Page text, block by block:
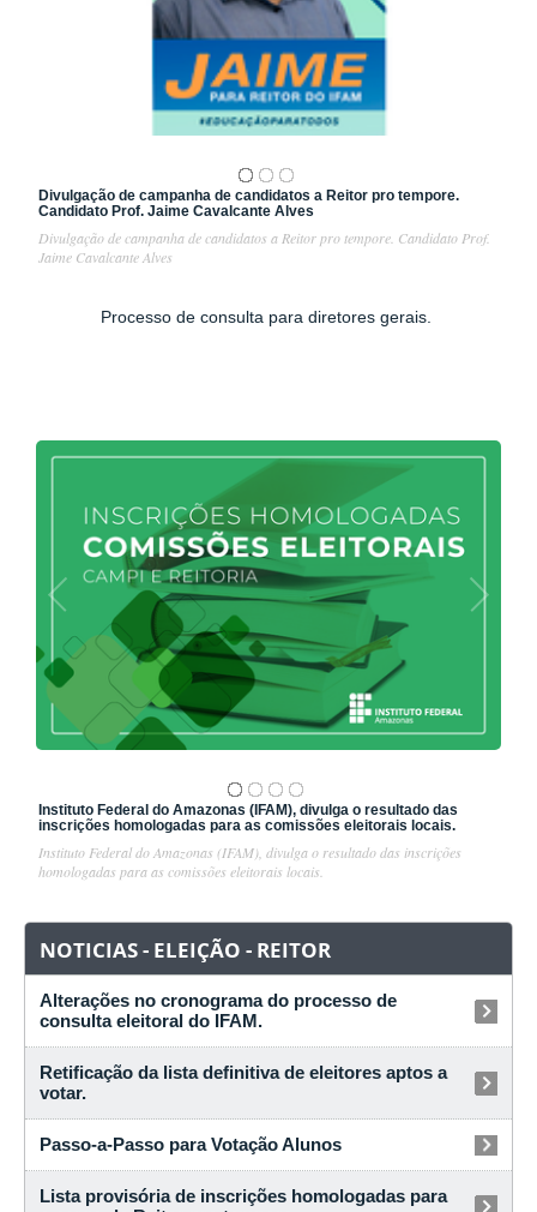
Divulgação de campanha de candidatos a Reitor pro tempore.
Candidato Prof. Jaime Cavalcante Alves
Divulgação de campanha de candidatos a Reitor pro tempore. Candidato Prof.
Jaime Cavalcante Alves
Processo de consulta para diretores gerais.
Instituto Federal do Amazonas (IFAM), divulga o resultado das
inscrições homologadas para as comissões eleitorais locais.
Instituto Federal do Amazonas (IFAM), divulga o resultado das inscrições
homologadas para as comissões eleitorais locais.
NOTICIAS - ELEIÇÃO - REITOR
Alterações no cronograma do processo de
consulta eleitoral do IFAM.
Retificação da lista definitiva de eleitores aptos a
votar.
Passo-a-Passo para Votação Alunos
Lista provisória de inscrições homologadas para